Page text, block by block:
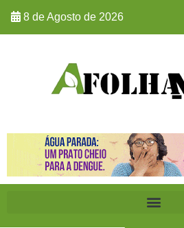
8 de Agosto de 2026